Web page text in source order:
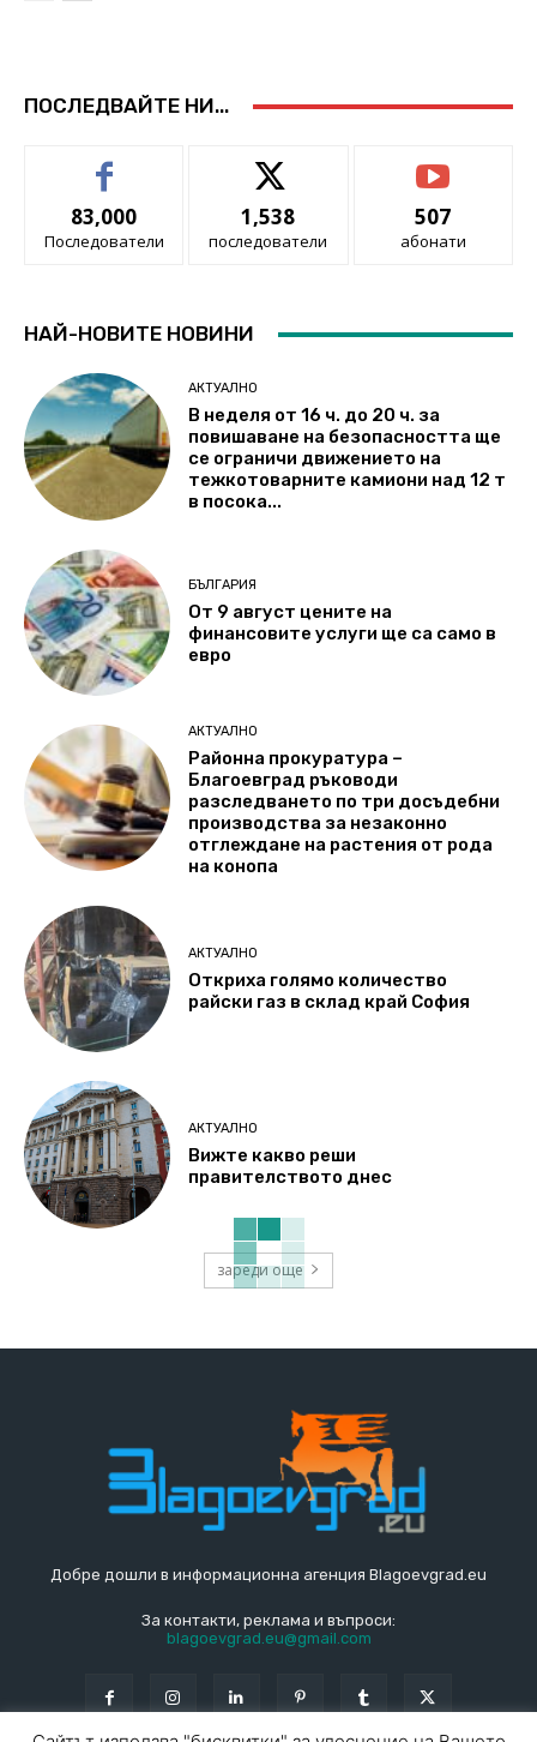
ПОСЛЕДВАЙТЕ НИ...
83,000
Последователи
1,538
последователи
507
абонати
НАЙ-НОВИТЕ НОВИНИ
АКТУАЛНО
В неделя от 16 ч. до 20 ч. за
повишаване на безопасността ще
се ограничи движението на
тежкотоварните камиони над 12 т
в посока...
БЪЛГАРИЯ
От 9 август цените на
финансовите услуги ще са само в
евро
АКТУАЛНО
Районна прокуратура –
Благоевград ръководи
разследването по три досъдебни
производства за незаконно
отглеждане на растения от рода
на конопа
АКТУАЛНО
Откриха голямо количество
райски газ в склад край София
АКТУАЛНО
Вижте какво реши
правителството днес
зареди още
Добре дошли в информационна агенция Blagoevgrad.eu
За контакти, реклама и въпроси:
blagoevgrad.eu@gmail.com